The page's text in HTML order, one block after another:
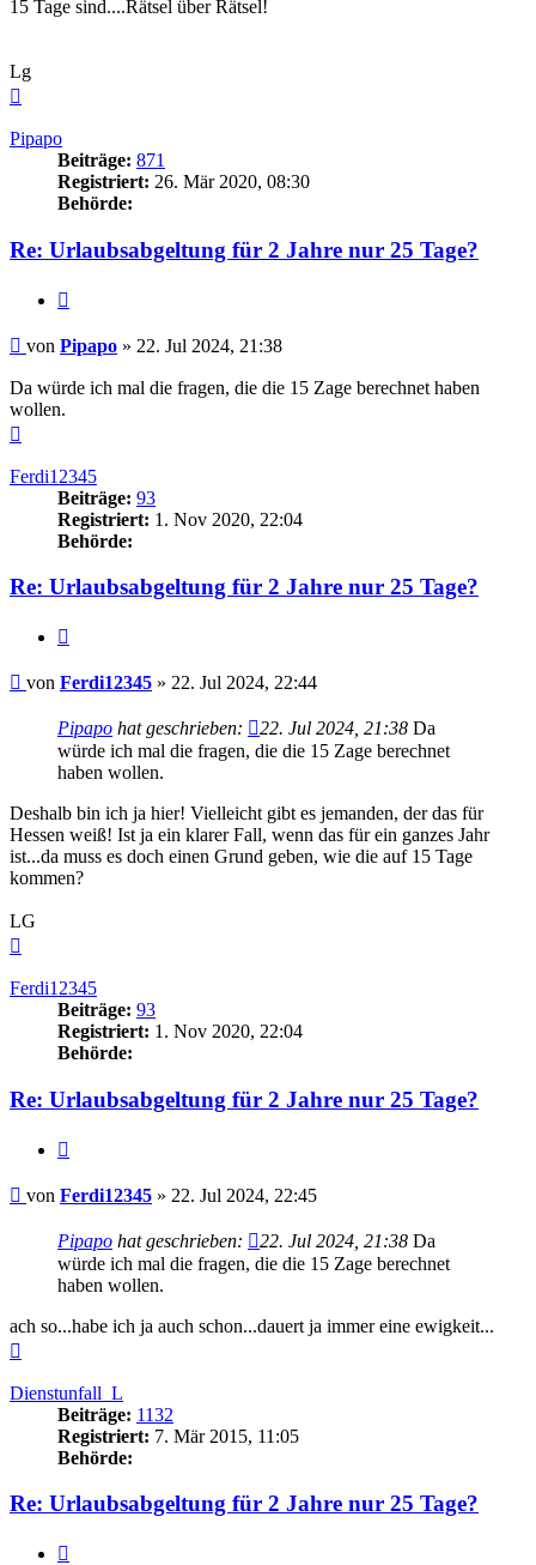
15 Tage sind....Rätsel über Rätsel!
Lg
Pipapo
Beiträge: 871
Registriert: 26. Mär 2020, 08:30
Behörde:
Re: Urlaubsabgeltung für 2 Jahre nur 25 Tage?
Beitrag
von Pipapo » 22. Jul 2024, 21:38
Da würde ich mal die fragen, die die 15 Zage berechnet haben
wollen.
Ferdi12345
Beiträge: 93
Registriert: 1. Nov 2020, 22:04
Behörde:
Re: Urlaubsabgeltung für 2 Jahre nur 25 Tage?
Beitrag
von Ferdi12345 » 22. Jul 2024, 22:44
Pipapo hat geschrieben: 22. Jul 2024, 21:38 Da
würde ich mal die fragen, die die 15 Zage berechnet
haben wollen.
Deshalb bin ich ja hier! Vielleicht gibt es jemanden, der das für
Hessen weiß! Ist ja ein klarer Fall, wenn das für ein ganzes Jahr
ist...da muss es doch einen Grund geben, wie die auf 15 Tage
kommen?
LG
Ferdi12345
Beiträge: 93
Registriert: 1. Nov 2020, 22:04
Behörde:
Re: Urlaubsabgeltung für 2 Jahre nur 25 Tage?
Beitrag
von Ferdi12345 » 22. Jul 2024, 22:45
Pipapo hat geschrieben: 22. Jul 2024, 21:38 Da
würde ich mal die fragen, die die 15 Zage berechnet
haben wollen.
ach so...habe ich ja auch schon...dauert ja immer eine ewigkeit...
Dienstunfall_L
Beiträge: 1132
Registriert: 7. Mär 2015, 11:05
Behörde:
Re: Urlaubsabgeltung für 2 Jahre nur 25 Tage?